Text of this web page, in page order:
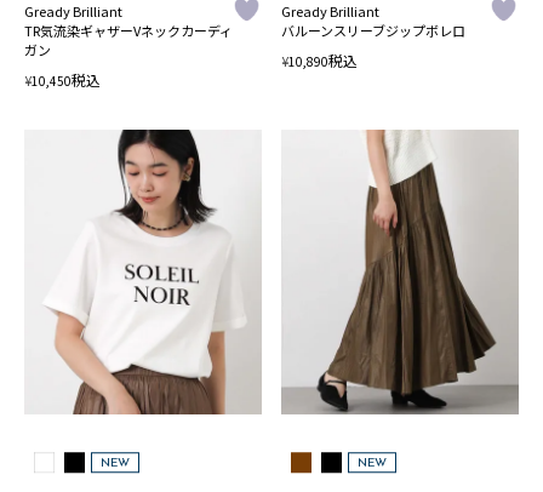
Gready Brilliant
TR気流染ギャザーVネックカーディ
ガン
¥10,450税込
Gready Brilliant
バルーンスリーブジップボレロ
¥10,890税込
NEW NEW